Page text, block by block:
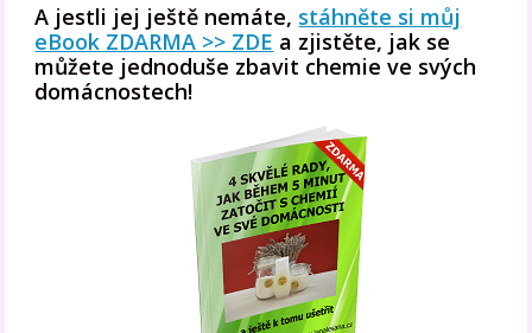
A jestli jej ještě nemáte, stáhněte si můj
eBook ZDARMA >> ZDE a zjistěte, jak se
můžete jednoduše zbavit chemie ve svých
domácnostech!